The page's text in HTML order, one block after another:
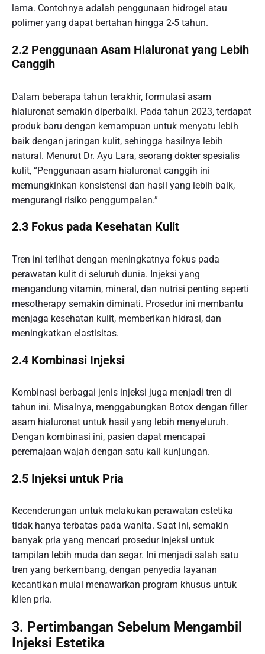
lama. Contohnya adalah penggunaan hidrogel atau
polimer yang dapat bertahan hingga 2-5 tahun.
2.2 Penggunaan Asam Hialuronat yang Lebih
Canggih
Dalam beberapa tahun terakhir, formulasi asam
hialuronat semakin diperbaiki. Pada tahun 2023, terdapat
produk baru dengan kemampuan untuk menyatu lebih
baik dengan jaringan kulit, sehingga hasilnya lebih
natural. Menurut Dr. Ayu Lara, seorang dokter spesialis
kulit, “Penggunaan asam hialuronat canggih ini
memungkinkan konsistensi dan hasil yang lebih baik,
mengurangi risiko penggumpalan.”
2.3 Fokus pada Kesehatan Kulit
Tren ini terlihat dengan meningkatnya fokus pada
perawatan kulit di seluruh dunia. Injeksi yang
mengandung vitamin, mineral, dan nutrisi penting seperti
mesotherapy semakin diminati. Prosedur ini membantu
menjaga kesehatan kulit, memberikan hidrasi, dan
meningkatkan elastisitas.
2.4 Kombinasi Injeksi
Kombinasi berbagai jenis injeksi juga menjadi tren di
tahun ini. Misalnya, menggabungkan Botox dengan filler
asam hialuronat untuk hasil yang lebih menyeluruh.
Dengan kombinasi ini, pasien dapat mencapai
peremajaan wajah dengan satu kali kunjungan.
2.5 Injeksi untuk Pria
Kecenderungan untuk melakukan perawatan estetika
tidak hanya terbatas pada wanita. Saat ini, semakin
banyak pria yang mencari prosedur injeksi untuk
tampilan lebih muda dan segar. Ini menjadi salah satu
tren yang berkembang, dengan penyedia layanan
kecantikan mulai menawarkan program khusus untuk
klien pria.
3. Pertimbangan Sebelum Mengambil
Injeksi Estetika